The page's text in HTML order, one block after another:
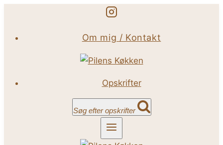
indhold
Om mig / Kontakt
Opskrifter
Søg efter opskrifter